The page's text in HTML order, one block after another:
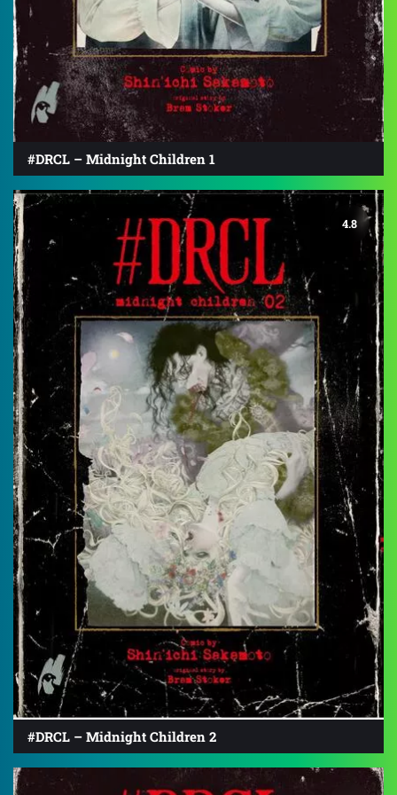
#DRCL – Midnight Children 1
4.8
#DRCL – Midnight Children 2